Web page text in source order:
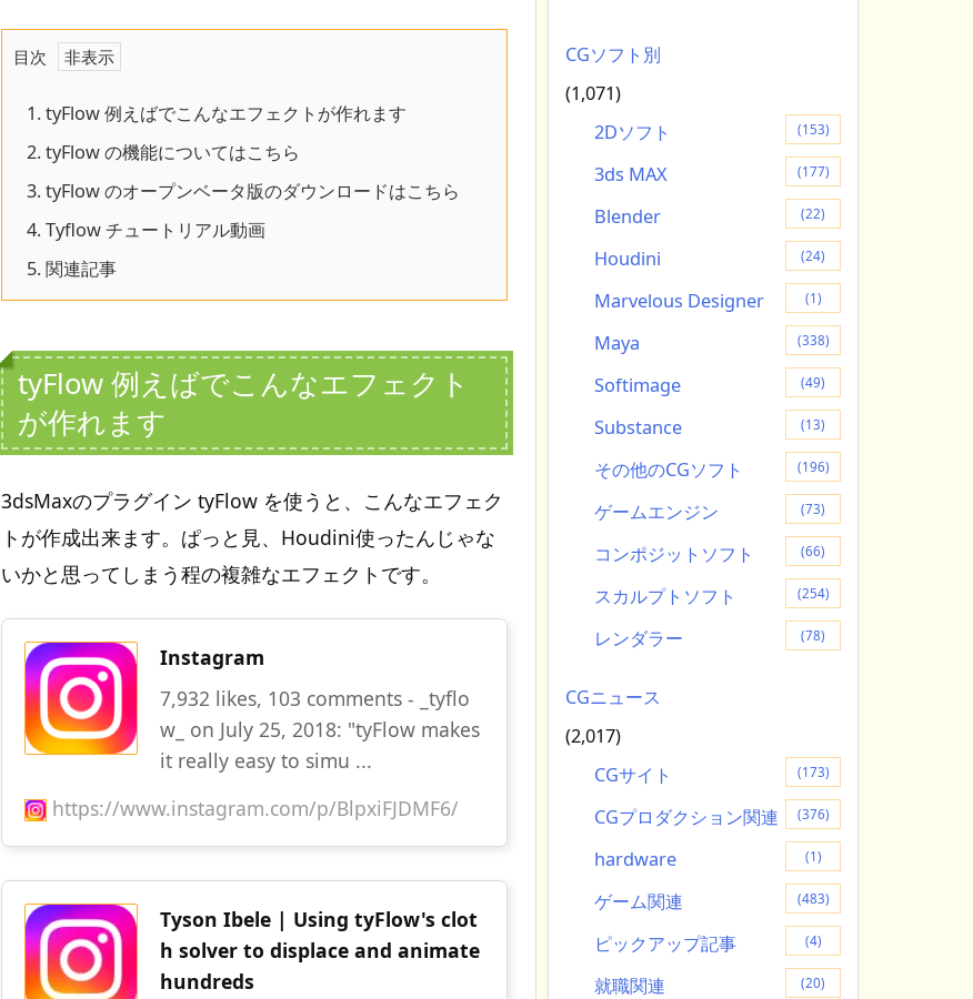
目次
1. tyFlow 例えばでこんなエフェクトが作れます
2. tyFlow の機能についてはこちら
3. tyFlow のオープンベータ版のダウンロードはこちら
4. Tyflow チュートリアル動画
5. 関連記事
tyFlow 例えばでこんなエフェクト
が作れます
3dsMaxのプラグイン tyFlow を使うと、こんなエフェク
トが作成出来ます。ぱっと見、Houdini使ったんじゃな
いかと思ってしまう程の複雑なエフェクトです。
Instagram
7,932 likes, 103 comments - _tyflo
w_ on July 25, 2018: "tyFlow makes
it really easy to simu ...
https://www.instagram.com/p/BlpxiFJDMF6/
Tyson Ibele | Using tyFlow's clot
h solver to displace and animate
hundreds
CGソフト別
(1,071)
2Dソフト
(153)
3ds MAX (177)
Blender (22)
Houdini (24)
Marvelous Designer (1)
Maya (338)
Softimage (49)
Substance (13)
その他のCGソフト (196)
ゲームエンジン (73)
コンポジットソフト (66)
スカルプトソフト (254)
レンダラー (78)
CGニュース
(2,017)
CGサイト
(173)
CGプロダクション関連 (376)
hardware (1)
ゲーム関連 (483)
ピックアップ記事 (4)
就職関連 (20)